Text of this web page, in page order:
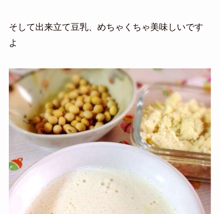
そして出来立て豆乳、めちゃくちゃ美味しいです
よ